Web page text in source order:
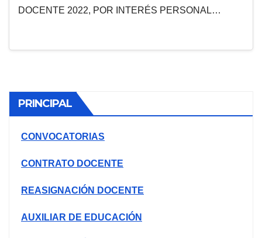
DOCENTE 2022, POR INTERÉS PERSONAL…
PRINCIPAL
CONVOCATORIAS
CONTRATO DOCENTE
REASIGNACIÓN DOCENTE
AUXILIAR DE EDUCACIÓN